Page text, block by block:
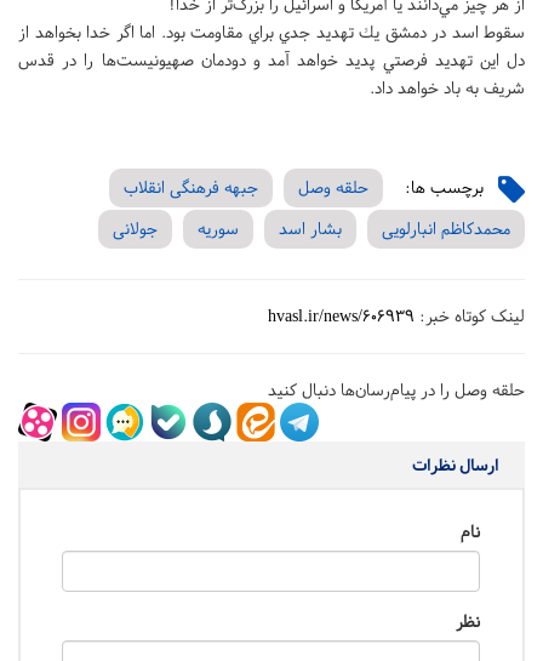
سقوط اسد در دمشق يك تهديد جدي براي مقاومت بود. اما اگر خدا بخواهد از
دل اين تهديد فرصتي پديد خواهد آمد و دودمان صهيونيست‌ها را در قدس
شريف به باد خواهد داد.
برچسب ها: حلقه وصل
جبهه فرهنگی انقلاب
محمدکاظم انبارلویی
بشار اسد سوریه جولانی
لینک کوتاه خبر: hvasl.ir/news/606939
حلقه وصل را در پیام‌رسان‌ها دنبال کنید
ارسال نظرات
نام
نظر